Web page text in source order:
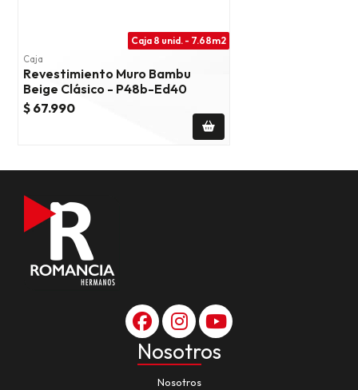
Caja 8 unid. - 7.68m2
Caja
Revestimiento Muro Bambu
Beige Clásico - P48b-Ed40
$ 67.990
Nosotros
Nosotros